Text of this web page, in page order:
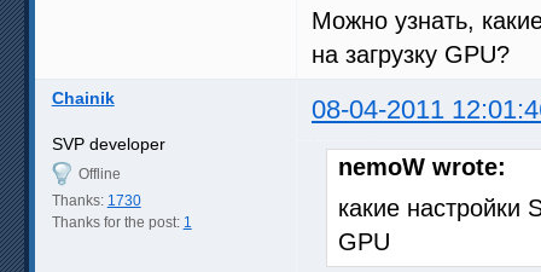
Можно узнать,
на загрузку GPU?
Chainik 08-04-2011
SVP developer
Offline
Thanks: 1730
Thanks for the post: 1
nemoW wrote:
какие настройки
GPU